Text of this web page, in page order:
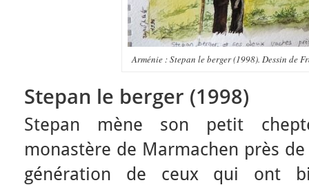
Arménie : Stepan le berger (1998). Dessin de
Stepan le berger (1998)
Stepan mène son petit
monastère de Marmachen près
génération de ceux qui ont